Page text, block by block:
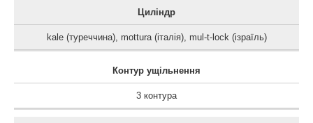
Циліндр
kale (туреччина), mottura (італія), mul-t-lock (ізраїль)
Контур ущільнення
3 контура